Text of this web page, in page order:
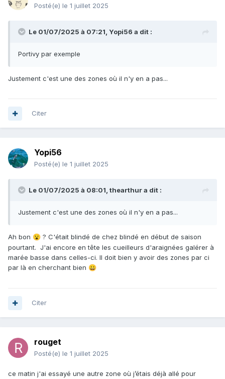
Posté(e) le 1 juillet 2025
Le 01/07/2025 à 07:21, Yopi56 a dit :
Portivy par exemple
Justement c'est une des zones où il n'y en a pas...
Citer
Yopi56
Posté(e) le 1 juillet 2025
Le 01/07/2025 à 08:01, thearthura dit :
Justement c'est une des zones où il n'y en a pas...
Ah bon 😮 ? C'était blindé de chez blindé en début de saison
pourtant. J'ai encore en tête les cueilleurs d'araignées galérer à
marée basse dans celles-ci. Il doit bien y avoir des zones par ci
par là en cherchant bien 😀
Citer
rouget
Posté(e) le 1 juillet 2025
ce matin j'ai essayé une autre zone où j’étais déjà allé pour